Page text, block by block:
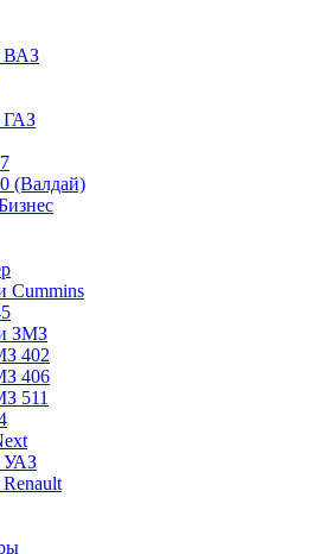
ВАЗ
ГАЗ
(Валдай)
Cummins
ЗМЗ
402
406
511
УАЗ